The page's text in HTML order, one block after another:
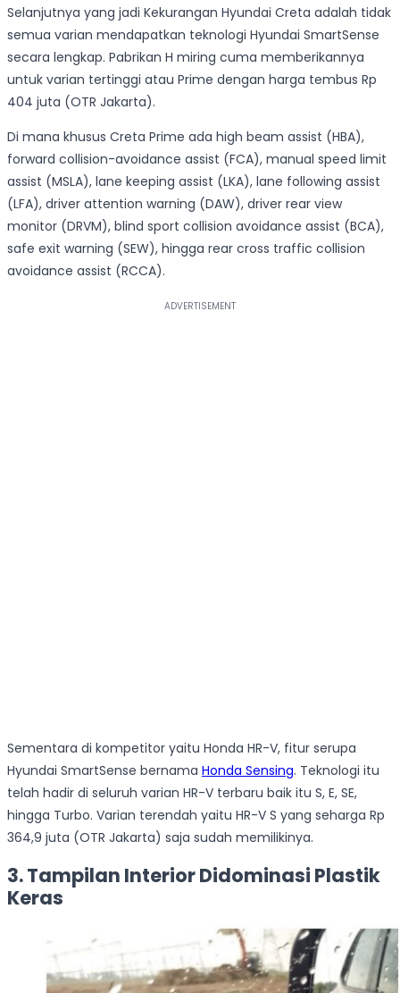
Selanjutnya yang jadi Kekurangan Hyundai Creta adalah tidak
semua varian mendapatkan teknologi Hyundai SmartSense
secara lengkap. Pabrikan H miring cuma memberikannya
untuk varian tertinggi atau Prime dengan harga tembus Rp
404 juta (OTR Jakarta).
Di mana khusus Creta Prime ada high beam assist (HBA),
forward collision-avoidance assist (FCA), manual speed limit
assist (MSLA), lane keeping assist (LKA), lane following assist
(LFA), driver attention warning (DAW), driver rear view
monitor (DRVM), blind sport collision avoidance assist (BCA),
safe exit warning (SEW), hingga rear cross traffic collision
avoidance assist (RCCA).
Sementara di kompetitor yaitu Honda HR-V, fitur serupa
Hyundai SmartSense bernama Honda Sensing. Teknologi itu
telah hadir di seluruh varian HR-V terbaru baik itu S, E, SE,
hingga Turbo. Varian terendah yaitu HR-V S yang seharga Rp
364,9 juta (OTR Jakarta) saja sudah memilikinya.
3. Tampilan Interior Didominasi Plastik
Keras